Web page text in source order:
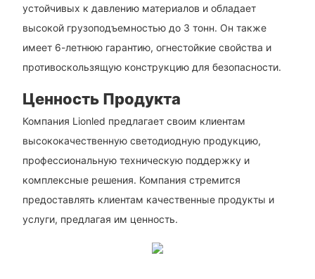
устойчивых к давлению материалов и обладает
высокой грузоподъемностью до 3 тонн. Он также
имеет 6-летнюю гарантию, огнестойкие свойства и
противоскользящую конструкцию для безопасности.
Ценность Продукта
Компания Lionled предлагает своим клиентам
высококачественную светодиодную продукцию,
профессиональную техническую поддержку и
комплексные решения. Компания стремится
предоставлять клиентам качественные продукты и
услуги, предлагая им ценность.